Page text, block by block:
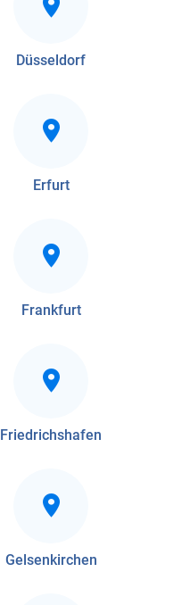
Düsseldorf
Erfurt
Frankfurt
Friedrichshafen
Gelsenkirchen